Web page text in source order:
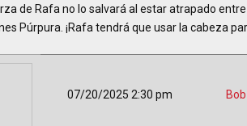
de Rafa no lo salvará al estar atrapado
Púrpura. ¡Rafa tendrá que usar la cabeza
07/20/2025 2:30 pm